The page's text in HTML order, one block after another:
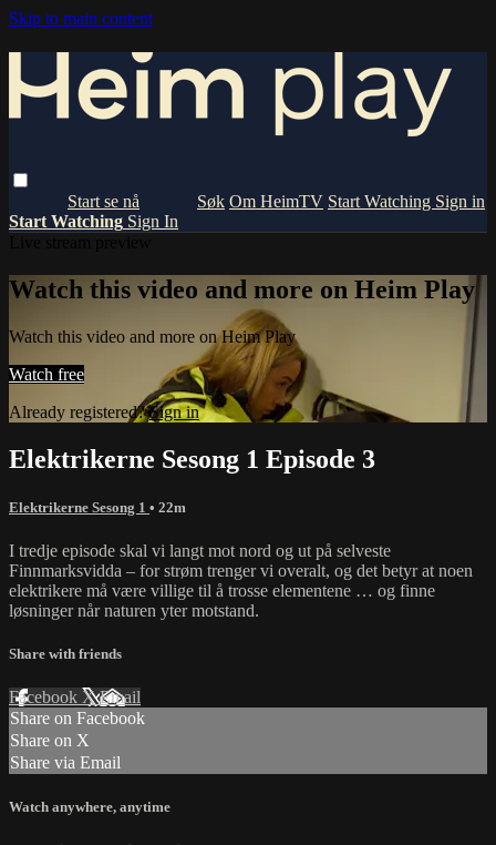
Skip to main content
Om HeimTV Start Watching Sign in
Start Watching Sign In
Watch this video and more on Heim Play
Watch this video and more on Heim Play
Watch free
Already registered?Sign in
Elektrikerne Sesong 1 Episode 3
Elektrikerne Sesong 1 • 22m
I tredje episode skal vi langt mot nord og ut på selveste
Finnmarksvidda – for strøm trenger vi overalt, og det betyr at noen
elektrikere må være villige til å trosse elementene … og finne
løsninger når naturen yter motstand.
Share with friends
Facebook XEmail
Share on Facebook
Share on X
Share via Email
Watch anywhere, anytime